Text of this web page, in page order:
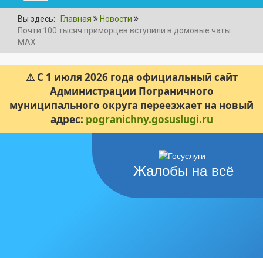
Вы здесь: Главная
Новости
Почти 100 тысяч приморцев вступили в домовые чаты
МАХ
⚠ С 1 июля 2026 года официальный сайт
Администрации Пограничного
муниципального округа переезжает на новый
адрес: pogranichny.gosuslugi.ru
Жалобы на всё